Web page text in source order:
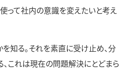
って社内の意識を変えたいと考え
知る。それを素直に受け止め、分
、これは現在の問題解決にとどまら